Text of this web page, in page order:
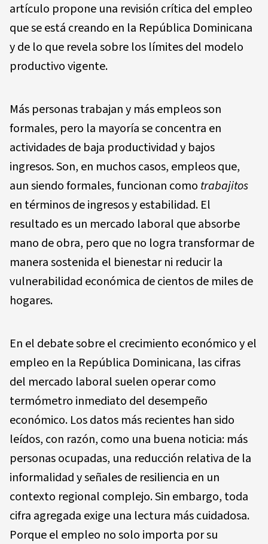
artículo propone una revisión crítica del empleo
que se está creando en la República Dominicana
y de lo que revela sobre los límites del modelo
productivo vigente.
Más personas trabajan y más empleos son
formales, pero la mayoría se concentra en
actividades de baja productividad y bajos
ingresos. Son, en muchos casos, empleos que,
aun siendo formales, funcionan como trabajitos
en términos de ingresos y estabilidad. El
resultado es un mercado laboral que absorbe
mano de obra, pero que no logra transformar de
manera sostenida el bienestar ni reducir la
vulnerabilidad económica de cientos de miles de
hogares.
En el debate sobre el crecimiento económico y el
empleo en la República Dominicana, las cifras
del mercado laboral suelen operar como
termómetro inmediato del desempeño
económico. Los datos más recientes han sido
leídos, con razón, como una buena noticia: más
personas ocupadas, una reducción relativa de la
informalidad y señales de resiliencia en un
contexto regional complejo. Sin embargo, toda
cifra agregada exige una lectura más cuidadosa.
Porque el empleo no solo importa por su